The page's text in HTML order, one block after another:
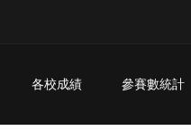
各校成績 參賽數統計